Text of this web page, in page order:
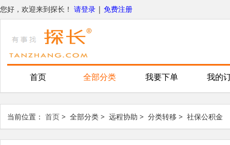
您好，欢迎来到探长！ 请登录 | 免费注册
首页 全部分类 我要下单 我的
当前位置： 首页> 全部分类> 远程协助 > 分类转移 > 社保公积金